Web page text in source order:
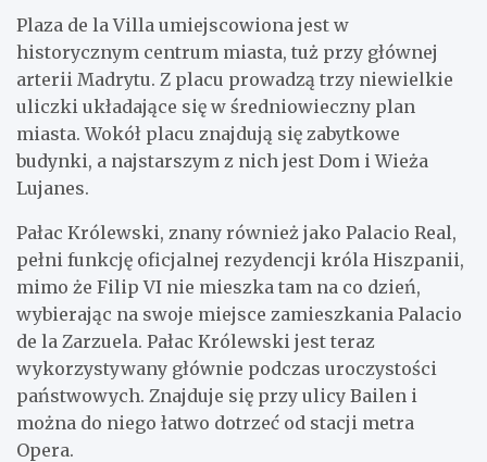
Plaza de la Villa umiejscowiona jest w
historycznym centrum miasta, tuż przy głównej
arterii Madrytu. Z placu prowadzą trzy niewielkie
uliczki układające się w średniowieczny plan
miasta. Wokół placu znajdują się zabytkowe
budynki, a najstarszym z nich jest Dom i Wieża
Lujanes.
Pałac Królewski, znany również jako Palacio Real,
pełni funkcję oficjalnej rezydencji króla Hiszpanii,
mimo że Filip VI nie mieszka tam na co dzień,
wybierając na swoje miejsce zamieszkania Palacio
de la Zarzuela. Pałac Królewski jest teraz
wykorzystywany głównie podczas uroczystości
państwowych. Znajduje się przy ulicy Bailen i
można do niego łatwo dotrzeć od stacji metra
Opera.